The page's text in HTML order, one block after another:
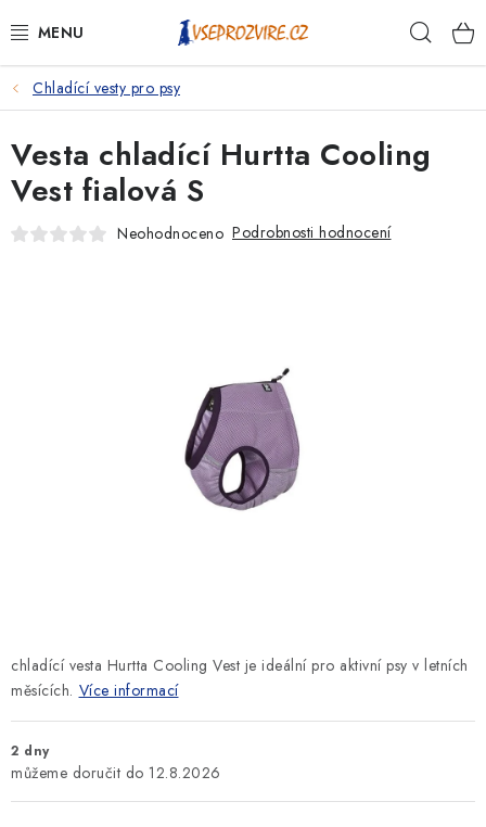
na
PSI
KOČKY
KONĚ
KRÁLÍCI/HLODAVCI/PTÁCI
Chladící vesty pro psy
chladící vesta Hurtta Cooling Vest je ideální pro aktivní psy v letních
měsících. Více informací
2 dny
12.8.2026
Vesta chladící Hurtta Cooling
Vest fialová S
Neohodnoceno Podrobnosti hodnocení